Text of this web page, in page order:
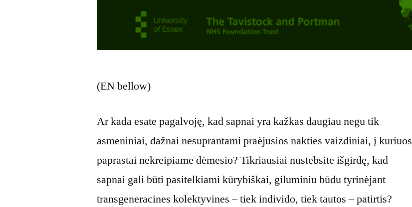
(EN bellow)
Ar kada esate pagalvoję, kad sapnai yra kažkas daugiau negu tik
asmeniniai, dažnai nesuprantami praėjusios nakties vaizdiniai, į kuriuos
paprastai nekreipiame dėmesio? Tikriausiai nustebsite išgirdę, kad
sapnai gali būti pasitelkiami kūrybiškai, giluminiu būdu tyrinėjant
transgeneracines kolektyvines – tiek individo, tiek tautos – patirtis?